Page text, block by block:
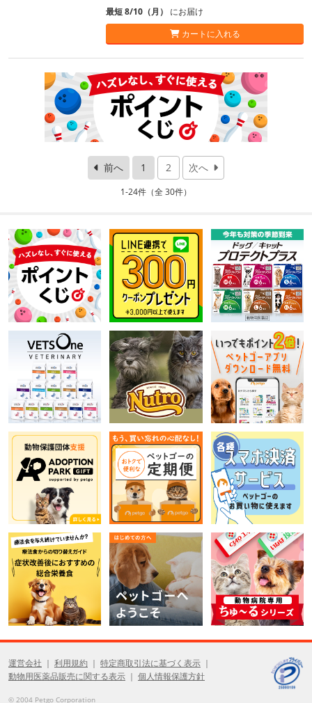
最短 8/10（月） にお届け
カートに入れる
前へ 1 2 次へ
1-24件（全 30件）
運営会社 利用規約
特定商取引法に基づく表示
動物用医薬品販売に関する表示
個人情報保護方針
© 2004 Petgo Corporation